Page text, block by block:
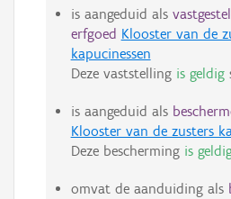
is aangeduid als
erfgoed Klooster van de
kapucinessen
Deze vaststelling is geldig
is aangeduid als
Klooster van de zusters
Deze bescherming is
omvat de aanduiding als